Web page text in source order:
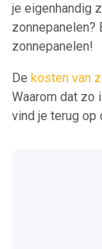
je eigenhandig
zonnepanelen?
zonnepanelen!
De kosten van
Waarom dat zo
vind je terug op